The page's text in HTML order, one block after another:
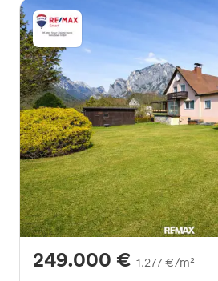
249.000 € 1.277 €/m²